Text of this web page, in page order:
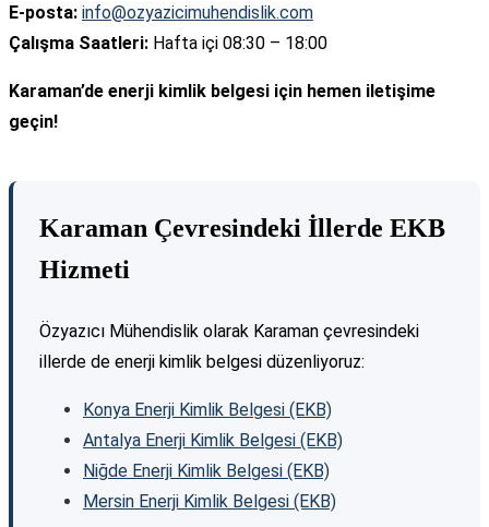
E-posta: info@ozyazicimuhendislik.com
Çalışma Saatleri: Hafta içi 08:30 – 18:00
Karaman’de enerji kimlik belgesi için hemen iletişime
geçin!
Karaman Çevresindeki İllerde EKB
Hizmeti
Özyazıcı Mühendislik olarak Karaman çevresindeki
illerde de enerji kimlik belgesi düzenliyoruz:
Konya Enerji Kimlik Belgesi (EKB)
Antalya Enerji Kimlik Belgesi (EKB)
Niğde Enerji Kimlik Belgesi (EKB)
Mersin Enerji Kimlik Belgesi (EKB)